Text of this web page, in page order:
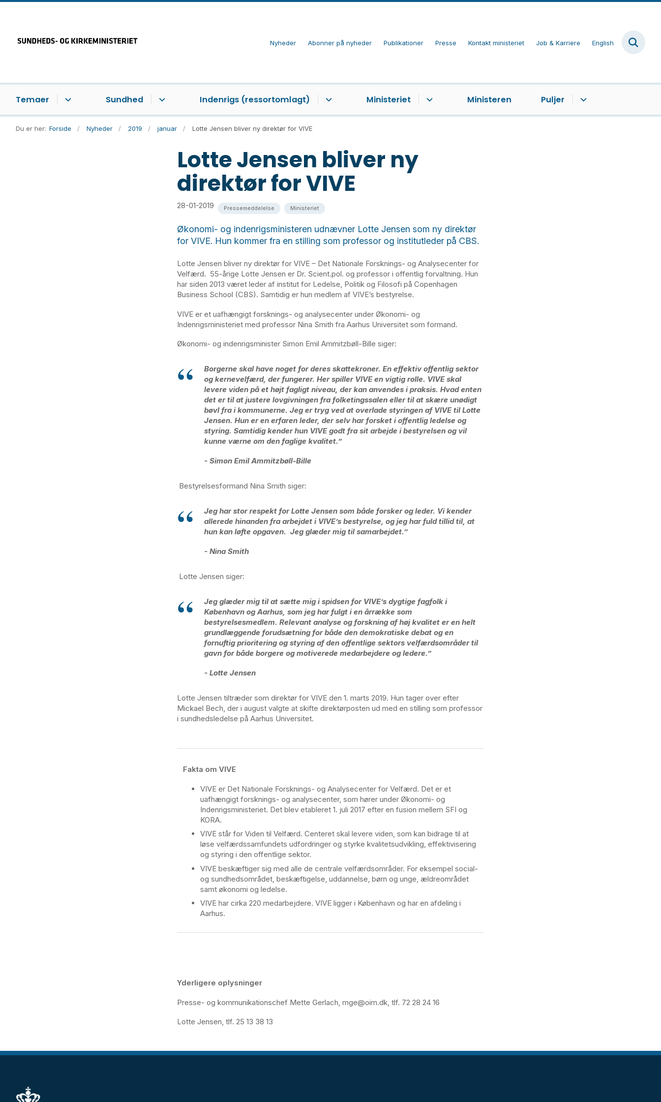
Nyheder Abonner på nyheder Publikationer Presse Kontakt ministeriet Job & Karriere English
Temaer Sundhed Indenrigs (ressortomlagt) Ministeriet Ministeren Puljer
Du er her: Forside Nyheder 2019 januar Lotte Jensen bliver ny direktør for VIVE
Lotte Jensen bliver ny
direktør for VIVE
28-01-2019 Pressemeddelelse Ministeriet
Økonomi- og indenrigsministeren udnævner Lotte Jensen som ny direktør
for VIVE. Hun kommer fra en stilling som professor og institutleder på CBS.
Lotte Jensen bliver ny direktør for VIVE – Det Nationale Forsknings- og Analysecenter for
Velfærd. 55-årige Lotte Jensen er Dr. Scient.pol. og professor i offentlig forvaltning. Hun
har siden 2013 været leder af institut for Ledelse, Politik og Filosofi på Copenhagen
Business School (CBS). Samtidig er hun medlem af VIVE’s bestyrelse.
VIVE er et uafhængigt forsknings- og analysecenter under Økonomi- og
Indenrigsministeriet med professor Nina Smith fra Aarhus Universitet som formand.
Økonomi- og indenrigsminister Simon Emil Ammitzbøll-Bille siger:
Borgerne skal have noget for deres skattekroner. En effektiv offentlig sektor
og kernevelfærd, der fungerer. Her spiller VIVE en vigtig rolle. VIVE skal
levere viden på et højt fagligt niveau, der kan anvendes i praksis. Hvad enten
det er til at justere lovgivningen fra folketingssalen eller til at skære unødigt
bøvl fra i kommunerne. Jeg er tryg ved at overlade styringen af VIVE til Lotte
Jensen. Hun er en erfaren leder, der selv har forsket i offentlig ledelse og
styring. Samtidig kender hun VIVE godt fra sit arbejde i bestyrelsen og vil
kunne værne om den faglige kvalitet.”
- Simon Emil Ammitzbøll-Bille
Bestyrelsesformand Nina Smith siger:
Jeg har stor respekt for Lotte Jensen som både forsker og leder. Vi kender
allerede hinanden fra arbejdet i VIVE’s bestyrelse, og jeg har fuld tillid til, at
hun kan løfte opgaven. Jeg glæder mig til samarbejdet.”
- Nina Smith
Lotte Jensen siger:
Jeg glæder mig til at sætte mig i spidsen for VIVE’s dygtige fagfolk i
København og Aarhus, som jeg har fulgt i en årrække som
bestyrelsesmedlem. Relevant analyse og forskning af høj kvalitet er en helt
grundlæggende forudsætning for både den demokratiske debat og en
fornuftig prioritering og styring af den offentlige sektors velfærdsområder til
gavn for både borgere og motiverede medarbejdere og ledere.”
- Lotte Jensen
Lotte Jensen tiltræder som direktør for VIVE den 1. marts 2019. Hun tager over efter
Mickael Bech, der i august valgte at skifte direktørposten ud med en stilling som professor
i sundhedsledelse på Aarhus Universitet.
Fakta om VIVE
VIVE er Det Nationale Forsknings- og Analysecenter for Velfærd. Det er et
uafhængigt forsknings- og analysecenter, som hører under Økonomi- og
Indenrigsministeriet. Det blev etableret 1. juli 2017 efter en fusion mellem SFI og
KORA.
VIVE står for Viden til Velfærd. Centeret skal levere viden, som kan bidrage til at
løse velfærdssamfundets udfordringer og styrke kvalitetsudvikling, effektivisering
og styring i den offentlige sektor.
VIVE beskæftiger sig med alle de centrale velfærdsområder. For eksempel social-
og sundhedsområdet, beskæftigelse, uddannelse, børn og unge, ældreområdet
samt økonomi og ledelse.
VIVE har cirka 220 medarbejdere. VIVE ligger i København og har en afdeling i
Aarhus.
Yderligere oplysninger
Presse- og kommunikationschef Mette Gerlach, mge@oim.dk, tlf. 72 28 24 16
Lotte Jensen, tlf. 25 13 38 13